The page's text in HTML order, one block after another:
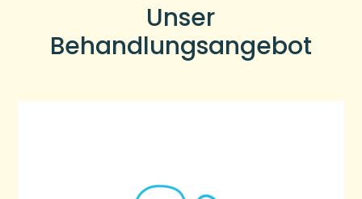
Unser
Behandlungsangebot